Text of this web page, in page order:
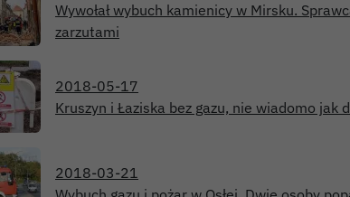
Wywołał wybuch kamienicy w Mirsku.
zarzutami
2018-05-17
Kruszyn i Łaziska bez gazu, nie wiadomo jak
2018-03-21